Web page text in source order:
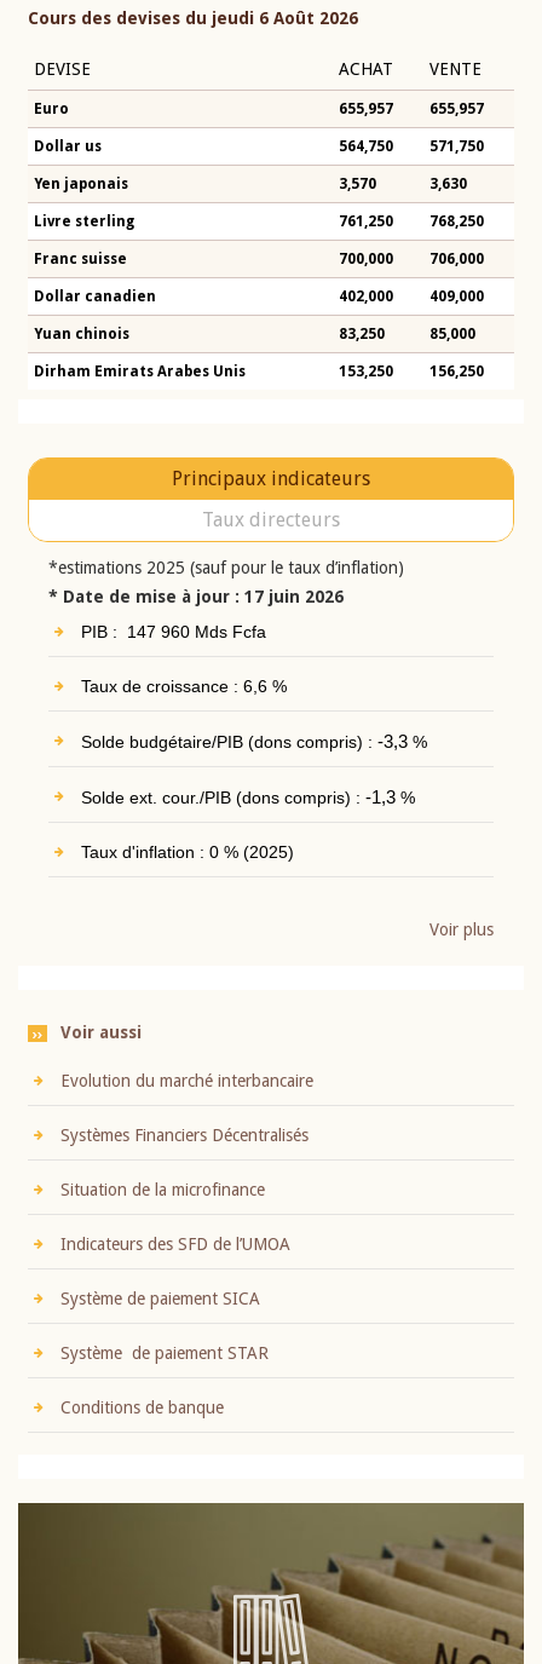
Cours des devises du jeudi 6 Août 2026
DEVISE ACHAT VENTE
Euro 655,957 655,957
Dollar us 564,750 571,750
Yen japonais 3,570 3,630
Livre sterling 761,250 768,250
Franc suisse 700,000 706,000
Dollar canadien 402,000 409,000
Yuan chinois 83,250 85,000
Dirham Emirats Arabes Unis 153,250 156,250
Principaux indicateurs
Taux directeurs
*estimations 2025 (sauf pour le taux d’inflation)
* Date de mise à jour : 17 juin 2026
PIB : 147 960 Mds Fcfa
Taux de croissance : 6,6 %
Solde budgétaire/PIB (dons compris) : -3,3%
Solde ext. cour./PIB (dons compris) : -1,3%
Taux d'inflation : 0 % (2025)
Voir plus
Voir aussi
Evolution du marché interbancaire
Systèmes Financiers Décentralisés
Situation de la microfinance
Indicateurs des SFD de l’UMOA
Système de paiement SICA
Système de paiement STAR
Conditions de banque